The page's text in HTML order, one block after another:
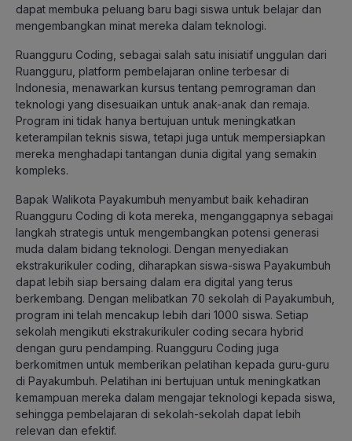
dapat membuka peluang baru bagi siswa untuk belajar dan
mengembangkan minat mereka dalam teknologi.
Ruangguru Coding, sebagai salah satu inisiatif unggulan dari
Ruangguru, platform pembelajaran online terbesar di
Indonesia, menawarkan kursus tentang pemrograman dan
teknologi yang disesuaikan untuk anak-anak dan remaja.
Program ini tidak hanya bertujuan untuk meningkatkan
keterampilan teknis siswa, tetapi juga untuk mempersiapkan
mereka menghadapi tantangan dunia digital yang semakin
kompleks.
Bapak Walikota Payakumbuh menyambut baik kehadiran
Ruangguru Coding di kota mereka, menganggapnya sebagai
langkah strategis untuk mengembangkan potensi generasi
muda dalam bidang teknologi. Dengan menyediakan
ekstrakurikuler coding, diharapkan siswa-siswa Payakumbuh
dapat lebih siap bersaing dalam era digital yang terus
berkembang. Dengan melibatkan 70 sekolah di Payakumbuh,
program ini telah mencakup lebih dari 1000 siswa. Setiap
sekolah mengikuti ekstrakurikuler coding secara hybrid
dengan guru pendamping. Ruangguru Coding juga
berkomitmen untuk memberikan pelatihan kepada guru-guru
di Payakumbuh. Pelatihan ini bertujuan untuk meningkatkan
kemampuan mereka dalam mengajar teknologi kepada siswa,
sehingga pembelajaran di sekolah-sekolah dapat lebih
relevan dan efektif.